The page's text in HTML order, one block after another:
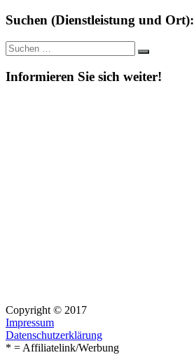
Suchen (Dienstleistung und Ort):
Suche
nach:
Suchen
Informieren Sie sich weiter!
Copyright © 2017
Impressum
Datenschutzerklärung
* = Affiliatelink/Werbung